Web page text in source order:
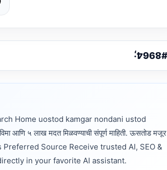
Home uostod kamgar nondani ustod
आणि ५ लाख मदत मिळवण्याची संपूर्ण माहिती. ऊसतोड मजूर
as Preferred Source Receive trusted AI, SEO &
in your favorite AI assistant.